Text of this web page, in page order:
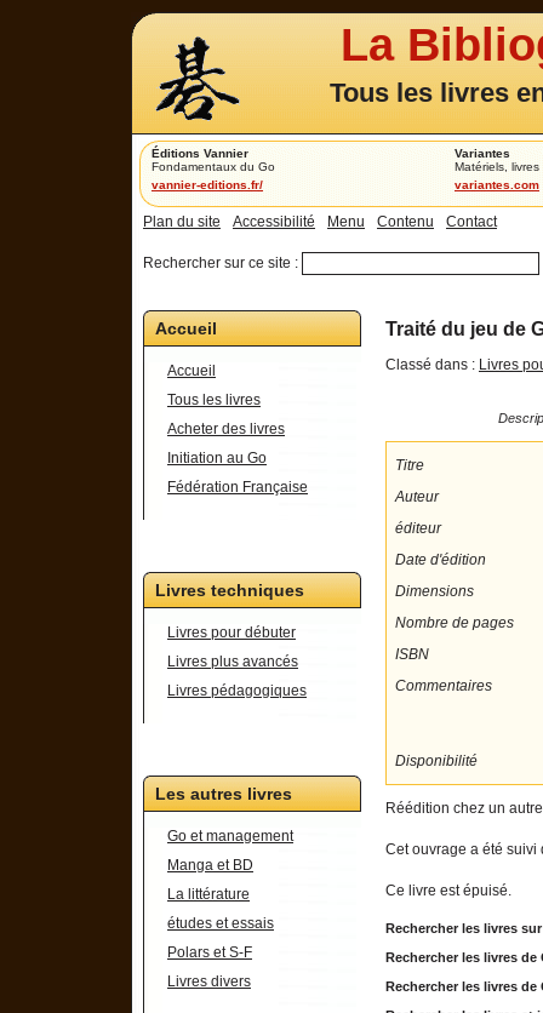
La
Tous les livres
Éditions Vannier
Fondamentaux du Go
vannier-editions.fr/
Variantes
Matériels,
variantes.com
Plan du site Accessibilité Menu Contenu Contact
Rechercher sur ce site :
Accueil
Accueil
Tous les livres
Acheter des livres
Initiation au Go
Fédération Française
Livres techniques
Livres pour débuter
Livres plus avancés
Livres pédagogiques
Les autres livres
Go et management
Manga et BD
La littérature
études et essais
Polars et S-F
Livres divers
Traité du jeu de
Classé dans : Livres
Titre
Auteur
éditeur
Date d'édition
Dimensions
Nombre de pages
ISBN
Commentaires
Disponibilité
Réédition chez un
Cet ouvrage a été suivi
Ce livre est épuisé.
Rechercher les livres
Rechercher les livres
Rechercher les livres